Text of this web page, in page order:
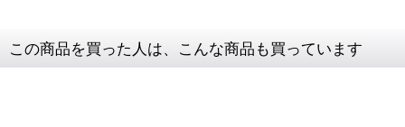
この商品を買った人は、こんな商品も買っています